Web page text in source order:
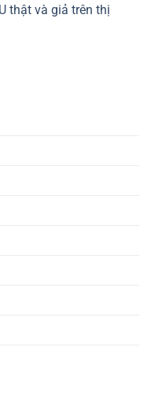
thật và giả trên thị